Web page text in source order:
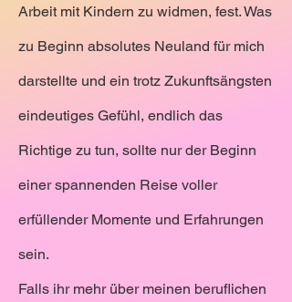
Arbeit mit Kindern zu widmen, fest. Was
zu Beginn absolutes Neuland für mich
darstellte und ein trotz Zukunftsängsten
eindeutiges Gefühl, endlich das
Richtige zu tun, sollte nur der Beginn
einer spannenden Reise voller
erfüllender Momente und Erfahrungen
sein.
Falls ihr mehr über meinen beruflichen